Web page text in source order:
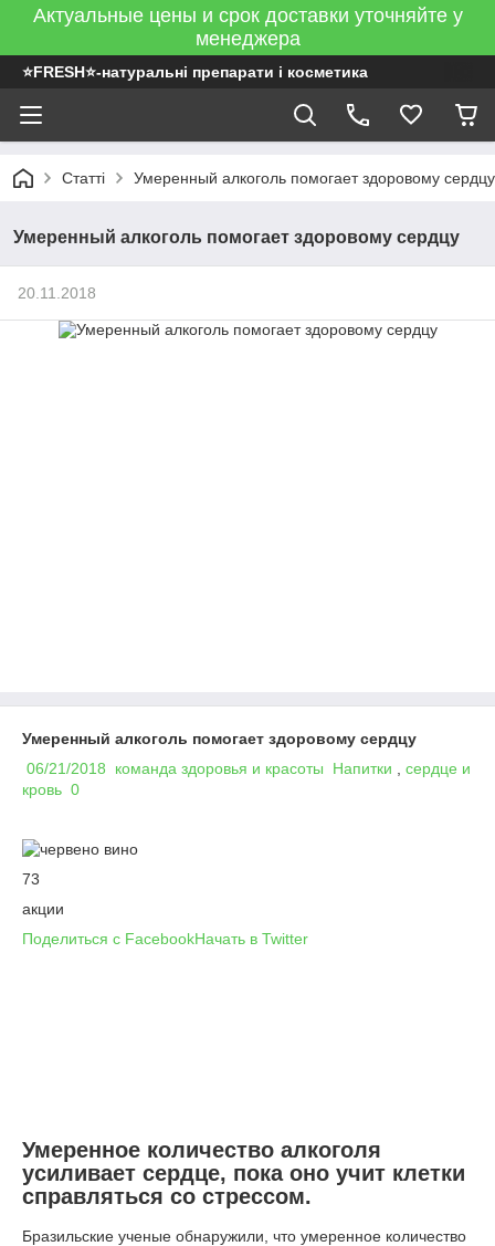
Актуальные цены и срок доставки уточняйте у
менеджера
⭐FRESH⭐-натуральні препарати і косметика
Статті Умеренный алкоголь помогает здоровому сердцу
Умеренный алкоголь помогает здоровому сердцу
20.11.2018
Умеренный алкоголь помогает здоровому сердцу
06/21/2018
команда здоровья и красоты Напитки
сердце и
кровь 0
73
акции
Поделиться с FacebookНачать в Twitter
Умеренное количество алкоголя
усиливает сердце, пока оно учит клетки
справляться со стрессом.
Бразильские ученые обнаружили, что умеренное количество